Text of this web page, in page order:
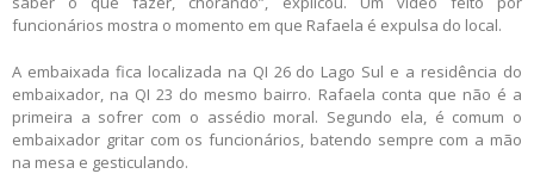
funcionários mostra o momento em que Rafaela é expulsa do local.
A embaixada fica localizada na QI 26 do Lago Sul e a residência do
embaixador, na QI 23 do mesmo bairro. Rafaela conta que não é a
primeira a sofrer com o assédio moral. Segundo ela, é comum o
embaixador gritar com os funcionários, batendo sempre com a mão
na mesa e gesticulando.